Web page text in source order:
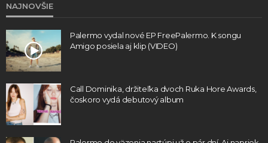
NAJNOVŠIE
Palermo vydal nové EP FreePalermo. K songu
Amigo posiela aj klip (VIDEO)
Call Dominika, držiteľka dvoch Ruka Hore Awards,
čoskoro vydá debutový album